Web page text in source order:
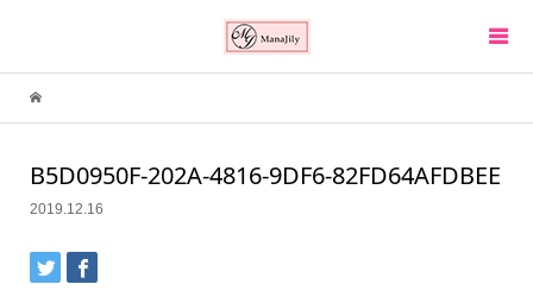
B5D0950F-202A-4816-9DF6-82FD64AFDBEE
2019.12.16